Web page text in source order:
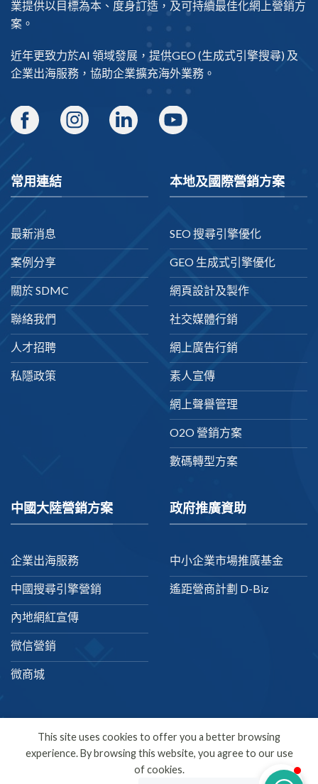
業提供以目標為本、度身訂造，及可持續最佳化網上營銷方
案。
近年更致力於AI 領域發展，提供GEO(生成式引擎搜尋) 及
企業出海服務，協助企業擴充海外業務。
常用連結
最新消息
案例分享
關於 SDMC
聯絡我們
人才招聘
私隱政策
本地及國際營銷方案
SEO 搜尋引擎優化
GEO 生成式引擎優化
網頁設計及製作
社交媒體行銷
網上廣告行銷
素人宣傳
網上聲譽管理
O2O 營銷方案
數碼轉型方案
中國大陸營銷方案
企業出海服務
中國搜尋引擎營銷
內地網紅宣傳
微信營銷
微商城
政府推廣資助
中小企業市場推廣基金
遙距營商計劃 D-Biz
繁體中文
This site uses cookies to offer you a better browsing
experience. By browsing this website, you agree to our use
of cookies.